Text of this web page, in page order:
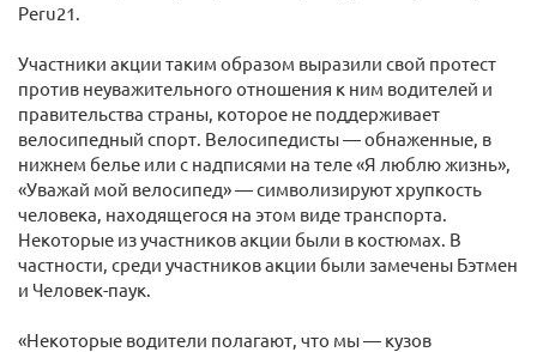
Peru21.
Участники акции таким образом выразили свой протест
против неуважительного отношения к ним водителей и
правительства страны, которое не поддерживает
велосипедный спорт. Велосипедисты — обнаженные, в
нижнем белье или с надписями на теле «Я люблю жизнь»,
«Уважай мой велосипед» — символизируют хрупкость
человека, находящегося на этом виде транспорта.
Некоторые из участников акции были в костюмах. В
частности, среди участников акции были замечены Бэтмен
и Человек-паук.
«Некоторые водители полагают, что мы — кузов